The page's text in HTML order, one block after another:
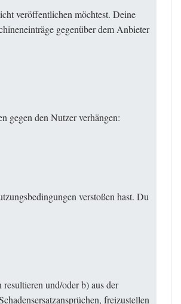
veröffentlichen möchtest. Deine
gegenüber dem Anbieter
gegen den Nutzer verhängen:
verstoßen hast. Du
und/oder b) aus der
freizustellen